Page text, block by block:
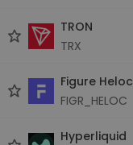
TRON
TRX
Figure Heloc
FIGR_HELOC
Hyperliquid